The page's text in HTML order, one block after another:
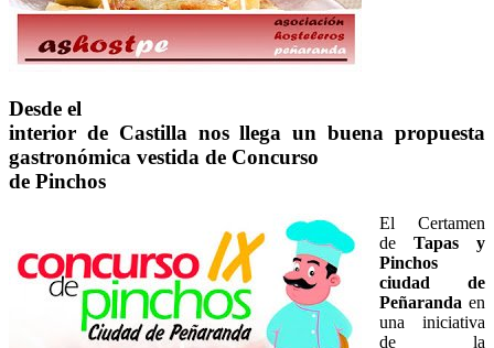
Desde el
interior de Castilla nos llega un buena propuesta
gastronómica vestida de Concurso
de Pinchos
El Certamen
de Tapas y
Pinchos
ciudad de
Peñaranda en
una iniciativa
de la